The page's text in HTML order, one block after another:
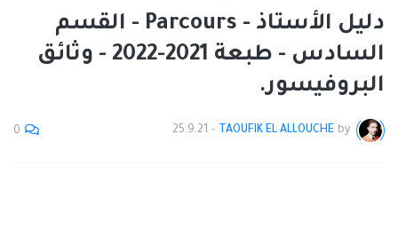
دليل الأستاذ - Parcours - القسم
السادس - طبعة 2021-2022 - وثائق
البروفيسور.
by
TAOUFIK EL ALLOUCHE
-
25.9.21
0